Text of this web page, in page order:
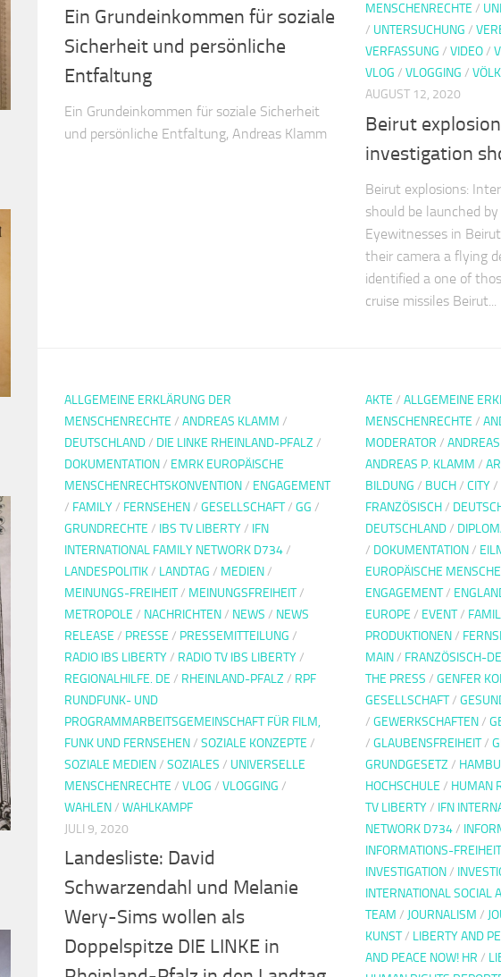
Ein Grundeinkommen für soziale
Sicherheit und persönliche
Entfaltung
Ein Grundeinkommen für soziale Sicherheit
und persönliche Entfaltung, Andreas Klamm
MENSCHENRECHTE /
/ UNTERSUCHUNG /
VERFASSUNG / VIDEO/
VLOG / VLOGGING /
AUGUST 12, 2020
Beirut
investigation
Beirut explosions:
should be launched
Eyewitnesses in
their camera a flying
identified a one of
cruise missiles Beirut...
ALLGEMEINE ERKLÄRUNG DER
MENSCHENRECHTE / ANDREAS KLAMM /
DEUTSCHLAND/ DIE LINKE RHEINLAND-PFALZ /
DOKUMENTATION/ EMRK EUROPÄISCHE
MENSCHENRECHTSKONVENTION/ ENGAGEMENT
/ FAMILY/ FERNSEHEN/ GESELLSCHAFT/ GG /
GRUNDRECHTE / IBS TV LIBERTY/ IFN
INTERNATIONAL FAMILY NETWORK D734/
LANDESPOLITIK/ LANDTAG / MEDIEN/
MEINUNGS-FREIHEIT/ MEINUNGSFREIHEIT/
METROPOLE / NACHRICHTEN/ NEWS / NEWS
RELEASE / PRESSE / PRESSEMITTEILUNG /
RADIO IBS LIBERTY/ RADIO TV IBS LIBERTY/
REGIONALHILFE. DE / RHEINLAND-PFALZ / RPF
RUNDFUNK- UND
PROGRAMMARBEITSGEMEINSCHAFT FÜR FILM,
FUNK UND FERNSEHEN/ SOZIALE KONZEPTE /
SOZIALE MEDIEN/ SOZIALES / UNIVERSELLE
MENSCHENRECHTE / VLOG / VLOGGING /
WAHLEN/ WAHLKAMPF
JULI 9, 2020
Landesliste: David
Schwarzendahl und Melanie
Wery-Sims wollen als
Doppelspitze DIE LINKE in
AKTE / ALLGEMEINE
MENSCHENRECHTE /
MODERATOR /
ANDREAS P. KLAMM /
BILDUNG / BUCH/ CITY/
FRANZÖSISCH/
DEUTSCHLAND/
/ DOKUMENTATION/
EUROPÄISCHE
ENGAGEMENT/
EUROPE / EVENT/
PRODUKTIONEN/
MAIN/ FRANZÖSISCH-
THE PRESS / GENFER
GESELLSCHAFT/
/ GEWERKSCHAFTEN/
/ GLAUBENSFREIHEIT/
GRUNDGESETZ /
HOCHSCHULE / HUMAN
TV LIBERTY/ IFN
NETWORK D734/
INFORMATIONS-FREIHEIT
INVESTIGATION/
INTERNATIONAL SOCIAL
TEAM / JOURNALISM /
KUNST/ LIBERTY AND
AND PEACE NOW! HR /